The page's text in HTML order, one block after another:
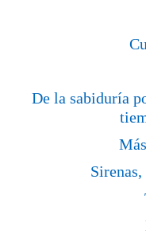
De la sabiduría